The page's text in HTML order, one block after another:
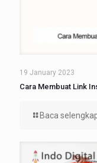
19 January 2023
Cara Membuat Link
Baca